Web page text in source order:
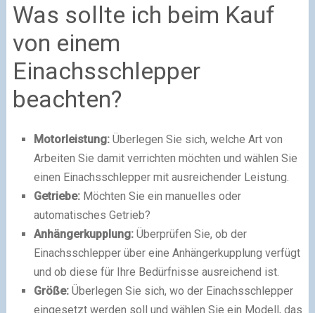
Was sollte ich beim Kauf
von einem
Einachsschlepper
beachten?
Motorleistung:Überlegen Sie sich, welche Art von
Arbeiten Sie damit verrichten möchten und wählen Sie
einen Einachsschlepper mit ausreichender Leistung.
Getriebe:Möchten Sie ein manuelles oder
automatisches Getrieb?
Anhängerkupplung:Überprüfen Sie, ob der
Einachsschlepper über eine Anhängerkupplung verfügt
und ob diese für Ihre Bedürfnisse ausreichend ist.
Größe:Überlegen Sie sich, wo der Einachsschlepper
eingesetzt werden soll und wählen Sie ein Modell, das